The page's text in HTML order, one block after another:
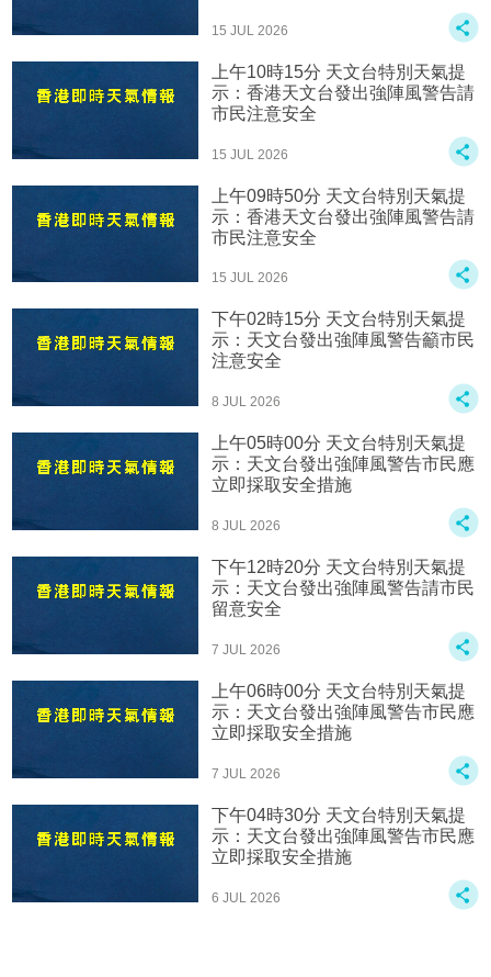
15 JUL 2026
上午10時15分 天文台特別天氣提
示：香港天文台發出強陣風警告請
市民注意安全
15 JUL 2026
上午09時50分 天文台特別天氣提
示：香港天文台發出強陣風警告請
市民注意安全
15 JUL 2026
下午02時15分 天文台特別天氣提
示：天文台發出強陣風警告籲市民
注意安全
8 JUL 2026
上午05時00分 天文台特別天氣提
示：天文台發出強陣風警告市民應
立即採取安全措施
8 JUL 2026
下午12時20分 天文台特別天氣提
示：天文台發出強陣風警告請市民
留意安全
7 JUL 2026
上午06時00分 天文台特別天氣提
示：天文台發出強陣風警告市民應
立即採取安全措施
7 JUL 2026
下午04時30分 天文台特別天氣提
示：天文台發出強陣風警告市民應
立即採取安全措施
6 JUL 2026